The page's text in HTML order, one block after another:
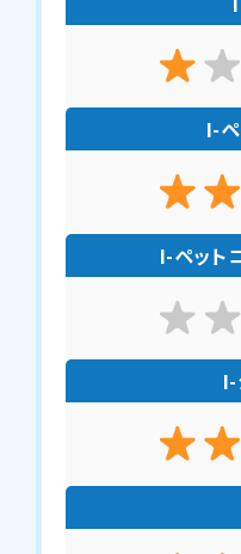
I-
I-ペット
I-